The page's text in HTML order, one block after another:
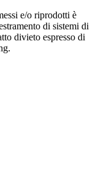
e/o riprodotti è
di sistemi di
divieto espresso di